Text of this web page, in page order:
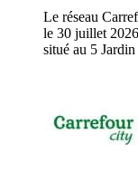
Le réseau
le 30 juillet
situé au 5 Jardin